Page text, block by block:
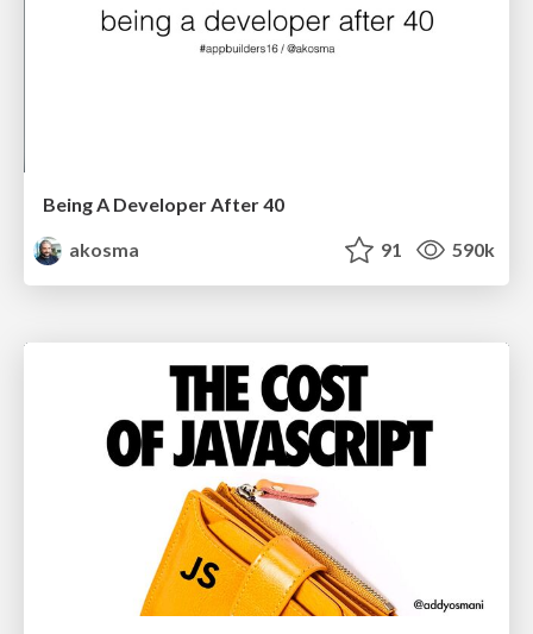
Being A Developer After 40
akosma
91 590k